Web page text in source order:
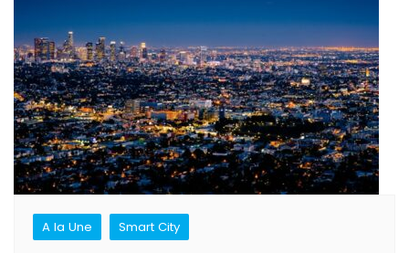
A la Une Smart City